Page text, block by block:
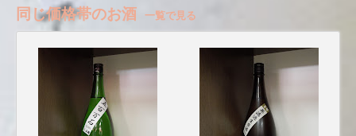
同じ価格帯のお酒 一覧で見る